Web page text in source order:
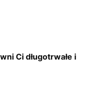
Ci długotrwałe i